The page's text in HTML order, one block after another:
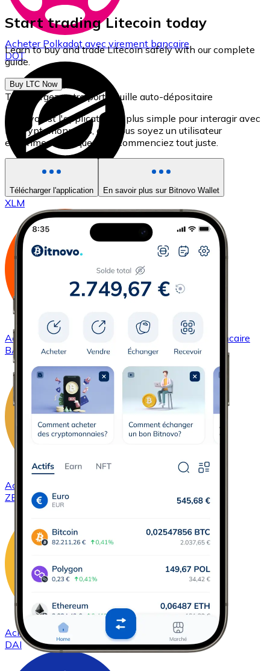
Acheter Polkadotavec virement bancaire
DOT
AcheterStellaravec virement bancaire
XLM
Acheter Basic Attention Token avec virement bancaire
BAT
Acheter
ZEC
Acheter DAIavec virement bancaire
DAI
Start trading Litecoin today
Learn to buy and trade Litecoin safely with our complete
guide.
Buy LTC Now
Téléchargez notre portefeuille auto-dépositaire
Bitnovo est l'application la plus simple pour interagir avec
les cryptomonnaies, que vous soyez un utilisateur
expérimenté ou que vous commenciez tout juste.
Télécharger l'application En savoir plus sur Bitnovo Wallet